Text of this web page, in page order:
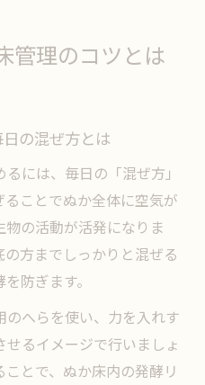
管理のコツとは
の混ぜ方とは
には、毎日の「混ぜ方」
ことでぬか全体に空気が
の活動が活発になりま
方までしっかりと混ぜる
防ぎます。
へらを使い、力を入れす
るイメージで行いましょ
とで、ぬか床内の発酵リ